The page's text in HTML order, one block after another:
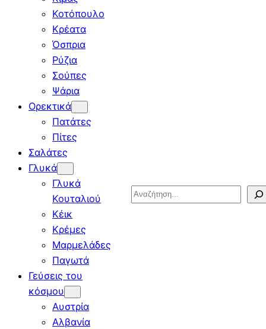
Κοτόπουλο
Κρέατα
Όσπρια
Ρύζια
Σούπες
Ψάρια
Ορεκτικά
Πατάτες
Πίτες
Σαλάτες
Γλυκά
Γλυκά
Κουταλιού
Κέικ
Κρέμες
Μαρμελάδες
Παγωτά
Γεύσεις του
κόσμου
Αυστρία
Αλβανία
Search